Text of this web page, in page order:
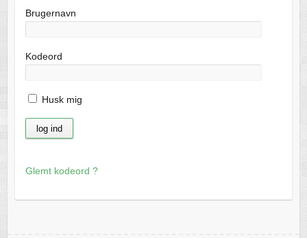
Brugernavn
Kodeord
Husk mig
Glemt kodeord ?